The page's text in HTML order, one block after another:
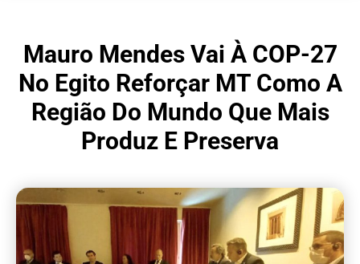
Mauro Mendes Vai À COP-27
No Egito Reforçar MT Como A
Região Do Mundo Que Mais
Produz E Preserva